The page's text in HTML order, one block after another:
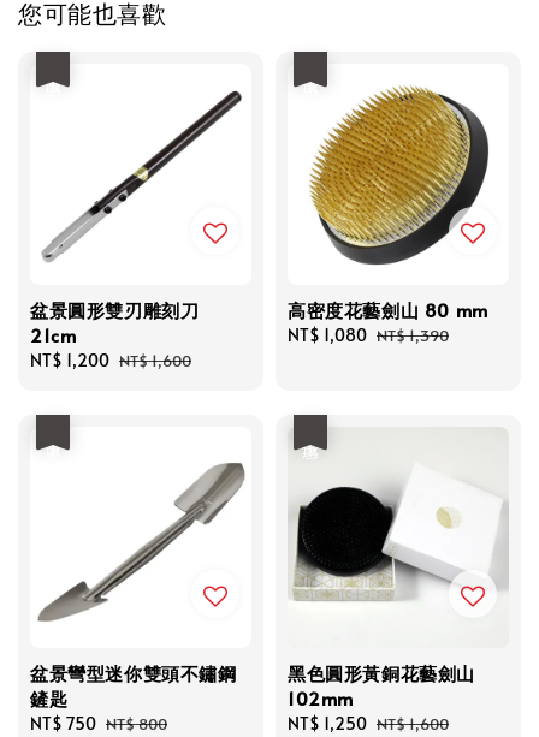
您可能也喜歡
盆景圓形雙刃雕刻刀
21cm
Sale
NT$ 1,200 Regular
NT$ 1,600
高密度花藝劍山 80 mm
Sale
NT$ 1,080 Regular
NT$ 1,390
盆景彎型迷你雙頭不鏽鋼
鏟匙
Sale
NT$ 750 Regular
NT$ 800
黑色圓形黃銅花藝劍山
102mm
Sale
NT$ 1,250 Regular
NT$ 1,600